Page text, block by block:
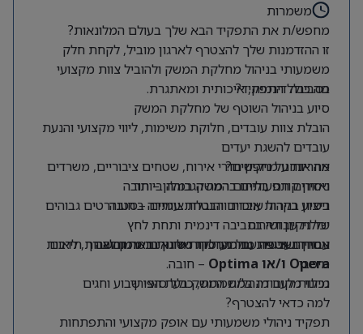
משמרות
מחפש/ת את התפקיד הבא שלך בעולם המלונאות?
זו ההזדמנות שלך להצטרף לארגון מוביל, לקחת חלק
משמעותי בניהול מחלקת המשק ולהוביל צוות מקצועי
בסביבה דינמית, איכותית ומאתגרת.
מה כולל התפקיד?
סיוע בניהול השוטף של מחלקת המשק
הובלת צוות עובדים, חלוקת משימות, ליווי מקצועי והנעת
עובדים להשגת יעדים
אחריות על ניקיון חדרי אירוח, שטחים ציבוריים, משרדים
ואזורים תפעוליים ברמה הגבוהה ביותר
ביצוע בקרות איכות והבטחת עמידה בסטנדרטים גבוהים
של ניקיון ושירות
עבודה שוטפת מול מחלקות שונות בארגון לצורך תיאום
מיטבי
מילוי מקום מנהל/ת המשק בעת הצורך
מה אנחנו מחפשים?
ניסיון קודם בתחום המשק במלון – חובה
ניסיון בניהול עובדים והובלת צוותים – חובה
יכולת עבודה בסביבה דינמית ותחת לחץ
אחריות אישית גבוהה, סדר וארגון ברמה גבוהה
ניסיון בעבודה עם מערכות מלונאיות ממוחשבות, לרבות
Opera ו/או Optima
– חובה.
נכונות לעבודה במשמרות, כולל סופי שבוע וחגים
למה כדאי להצטרף?
תפקיד ניהולי משמעותי עם אופק מקצועי והתפתחות